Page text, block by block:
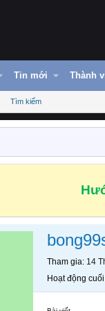
Tin mới Thành
Tìm kiếm
Tham gia 14
Hoạt động cuối